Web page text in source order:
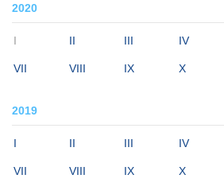
2020
I II III IV
VII VIII IX X
2019
I II III IV
VII VIII IX X